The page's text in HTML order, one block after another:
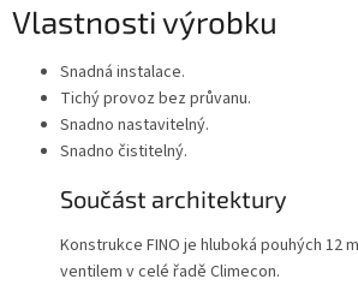
Vlastnosti výrobku
Snadná instalace.
Tichý provoz bez průvanu.
Snadno nastavitelný.
Snadno čistitelný.
Součást architektury
Konstrukce FINO je hluboká pouhých 12
ventilem v celé řadě Climecon.